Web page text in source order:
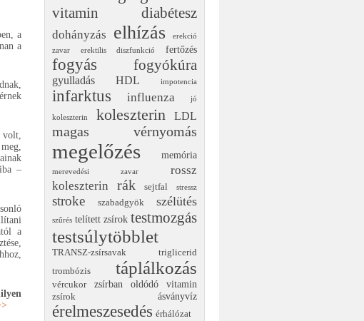
a
a
volt,
–
a
vitamin
diabétesz
dohányzás elhízás
erekció
zavar
erektilis diszfunkció fertőzés
fogyás fogyókúra
gyulladás HDL impotencia
infarktus influenza jó
koleszterin koleszterin LDL
magas vérnyomás
megelőzés memória
merevedési zavar
rossz
koleszterin
rák sejtfal stressz
stroke szabadgyök szélütés
szűrés telített zsírok testmozgás
testsúlytöbblet
TRANSZ-zsírsavak
triglicerid
trombózis
táplálkozás
vércukor zsírban oldódó vitamin
zsírok ásványvíz
érelmeszesedés érhálózat